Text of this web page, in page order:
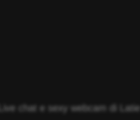
Live chat e sexy webcam di Latie